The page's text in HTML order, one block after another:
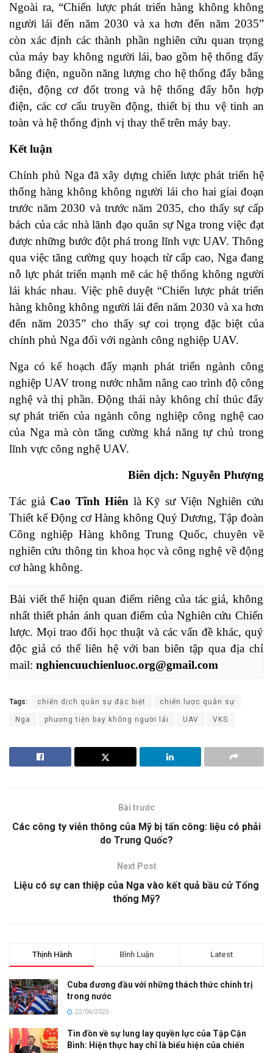
Ngoài ra, “Chiến lược phát triển hàng không không
người lái đến năm 2030 và xa hơn đến năm 2035”
còn xác định các thành phần nghiên cứu quan trọng
của máy bay không người lái, bao gồm hệ thống đẩy
bằng điện, nguồn năng lượng cho hệ thống đẩy bằng
điện, động cơ đốt trong và hệ thống đẩy hỗn hợp
điện, các cơ cấu truyền động, thiết bị thu vệ tinh an
toàn và hệ thống định vị thay thế trên máy bay.
Kết luận
Chính phủ Nga đã xây dựng chiến lược phát triển hệ
thống hàng không không người lái cho hai giai đoạn
trước năm 2030 và trước năm 2035, cho thấy sự cấp
bách của các nhà lãnh đạo quân sự Nga trong việc đạt
được những bước đột phá trong lĩnh vực UAV. Thông
qua việc tăng cường quy hoạch từ cấp cao, Nga đang
nỗ lực phát triển mạnh mẽ các hệ thống không người
lái khác nhau. Việc phê duyệt “Chiến lược phát triển
hàng không không người lái đến năm 2030 và xa hơn
đến năm 2035” cho thấy sự coi trọng đặc biệt của
chính phủ Nga đối với ngành công nghiệp UAV.
Nga có kế hoạch đẩy mạnh phát triển ngành công
nghiệp UAV trong nước nhằm nâng cao trình độ công
nghệ và thị phần. Động thái này không chỉ thúc đẩy
sự phát triển của ngành công nghiệp công nghệ cao
của Nga mà còn tăng cường khả năng tự chủ trong
lĩnh vực công nghệ UAV.
Biên dịch: Nguyễn Phượng
Tác giả Cao Tĩnh Hiênlà Kỹ sư Viện Nghiên cứu
Thiết kế Động cơ Hàng không Quý Dương, Tập đoàn
Công nghiệp Hàng không Trung Quốc, chuyên về
nghiên cứu thông tin khoa học và công nghệ về động
cơ hàng không.
Bài viết thể hiện quan điểm riêng của tác giả, không
nhất thiết phản ánh quan điểm của Nghiên cứu Chiến
lược. Mọi trao đổi học thuật và các vấn đề khác, quý
độc giả có thể liên hệ với ban biên tập qua địa chỉ
mail: nghiencuuchienluoc.org@gmail.com
Tags: chiến dịch quân sự đặc biệt chiến lược quân sự
Nga phương tiện bay không người lái UAV VKS
Bài trước
Các công ty viễn thông của Mỹ bị tấn công: liệu có phải
do Trung Quốc?
Next Post
Liệu có sự can thiệp của Nga vào kết quả bầu cử Tổng
thống Mỹ?
Thịnh Hành Bình Luận Latest
Cuba đương đầu với những thách thức chính trị
trong nước
22/06/2025
Tin đồn về sự lung lay quyền lực của Tập Cận
Bình: Hiện thực hay chỉ là biểu hiện của chiến